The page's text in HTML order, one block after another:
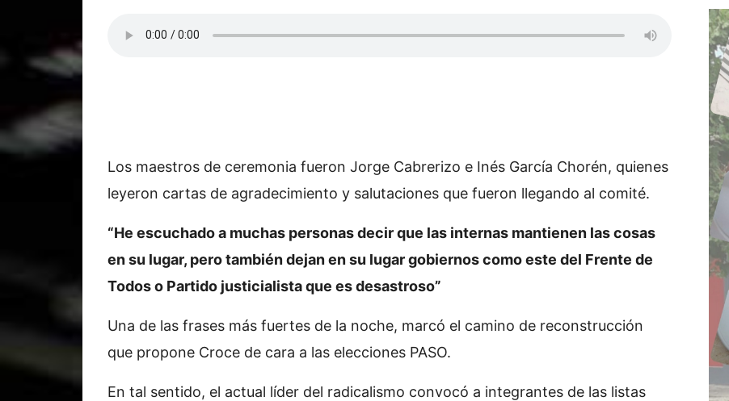
Los maestros de ceremonia fueron Jorge Cabrerizo e Inés García Chorén, quienes
leyeron cartas de agradecimiento y salutaciones que fueron llegando al comité.
“He escuchado a muchas personas decir que las internas mantienen las cosas
en su lugar, pero también dejan en su lugar gobiernos como este del Frente de
Todos o Partido justicialista que es desastroso”
Una de las frases más fuertes de la noche, marcó el camino de reconstrucción
que propone Croce de cara a las elecciones PASO.
En tal sentido, el actual líder del radicalismo convocó a integrantes de las listas